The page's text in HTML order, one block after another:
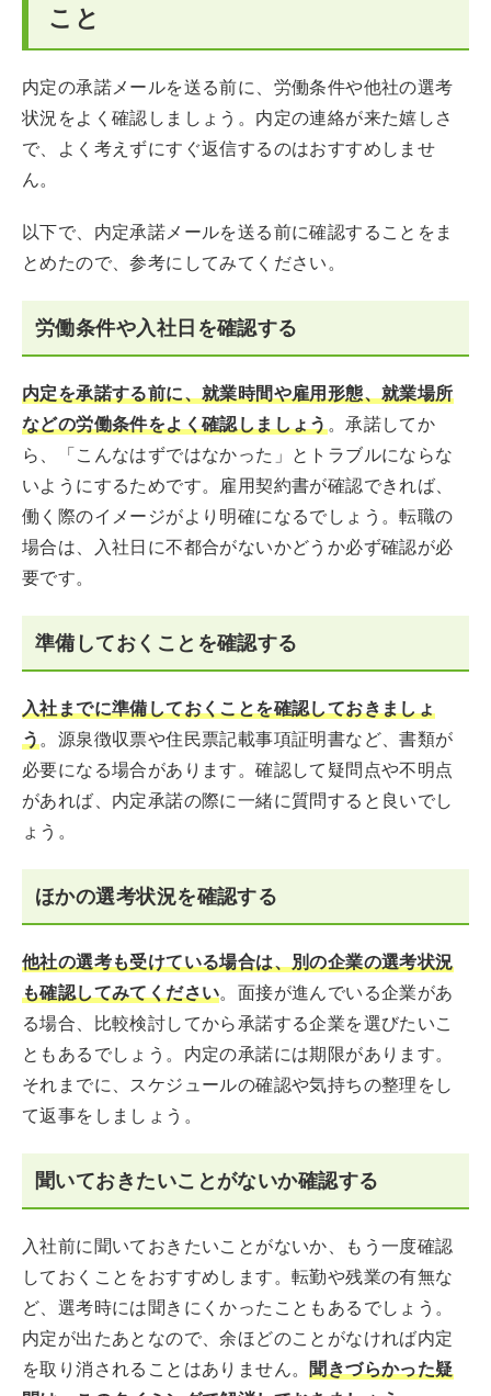
こと
内定の承諾メールを送る前に、労働条件や他社の選考
状況をよく確認しましょう。内定の連絡が来た嬉しさ
で、よく考えずにすぐ返信するのはおすすめしませ
ん。
以下で、内定承諾メールを送る前に確認することをま
とめたので、参考にしてみてください。
労働条件や入社日を確認する
内定を承諾する前に、就業時間や雇用形態、就業場所
などの労働条件をよく確認しましょう。承諾してか
ら、「こんなはずではなかった」とトラブルにならな
いようにするためです。雇用契約書が確認できれば、
働く際のイメージがより明確になるでしょう。転職の
場合は、入社日に不都合がないかどうか必ず確認が必
要です。
準備しておくことを確認する
入社までに準備しておくことを確認しておきましょ
う。源泉徴収票や住民票記載事項証明書など、書類が
必要になる場合があります。確認して疑問点や不明点
があれば、内定承諾の際に一緒に質問すると良いでし
ょう。
ほかの選考状況を確認する
他社の選考も受けている場合は、別の企業の選考状況
も確認してみてください。面接が進んでいる企業があ
る場合、比較検討してから承諾する企業を選びたいこ
ともあるでしょう。内定の承諾には期限があります。
それまでに、スケジュールの確認や気持ちの整理をし
て返事をしましょう。
聞いておきたいことがないか確認する
入社前に聞いておきたいことがないか、もう一度確認
しておくことをおすすめします。転勤や残業の有無な
ど、選考時には聞きにくかったこともあるでしょう。
内定が出たあとなので、余ほどのことがなければ内定
を取り消されることはありません。聞きづらかった疑